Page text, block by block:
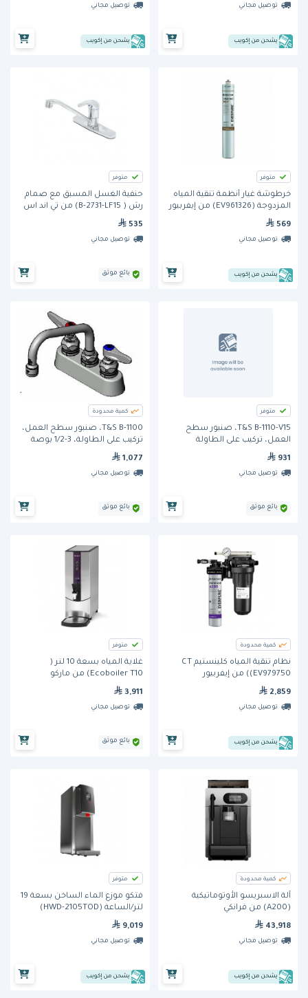
توصيل مجاني
يشحن من إكويب
توصيل مجاني
يشحن من إكويب
متوفر
خرطوشة غيار أنظمة تنقية المياه
المزدوجة (EV961326) من إيفربيور
569
توصيل مجاني
يشحن من إكويب
متوفر
حنفية الغسل المسبق مع صمام
رش ( B-2731-LF15) من تي اند اس
535
توصيل مجاني
بائع موثق
متوفر
T&S B-1110-V15، صنبور سطح
العمل، تركيب على الطاولة
931
توصيل مجاني
بائع موثق
كمية محدودة
T&S B-1100، صنبور سطح العمل،
تركيب على الطاولة، 3-1/2 بوصة
1,077
توصيل مجاني
بائع موثق
كمية محدودة
نظام تنقية المياه كلينستيم CT
(EV979750) من إيفربيور
2,859
توصيل مجاني
يشحن من إكويب
متوفر
غلاية المياه بسعة 10 لتر (
Ecoboiler T10) من ماركو
3,911
توصيل مجاني
بائع موثق
كمية محدودة
آلة الاسبريسو الأوتوماتيكية
(A200) من فرانكي
43,918
توصيل مجاني
يشحن من إكويب
متوفر
فتكو موزع الماء الساخن بسعة 19
لتر/الساعة (HWD-2105TOD)
9,019
توصيل مجاني
يشحن من إكويب